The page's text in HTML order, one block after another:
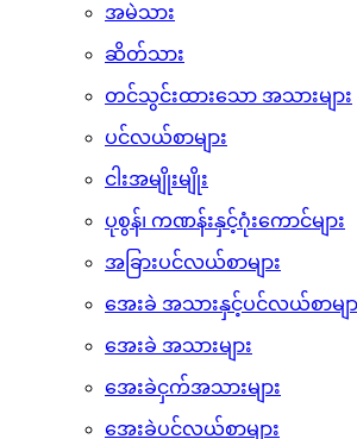
အသားများ
ဝက်သား
အမဲသား
ဆိတ်သား
တင်သွင်းထားသော အသားများ
ပင်လယ်စာများ
ငါးအမျိုးမျိုး
ပုစွန်၊ ကဏန်းနှင့်ဂုံးကောင်များ
အခြားပင်လယ်စာများ
အေးခဲ အသားနှင့်ပင်လယ်စာများ
အေးခဲ အသားများ